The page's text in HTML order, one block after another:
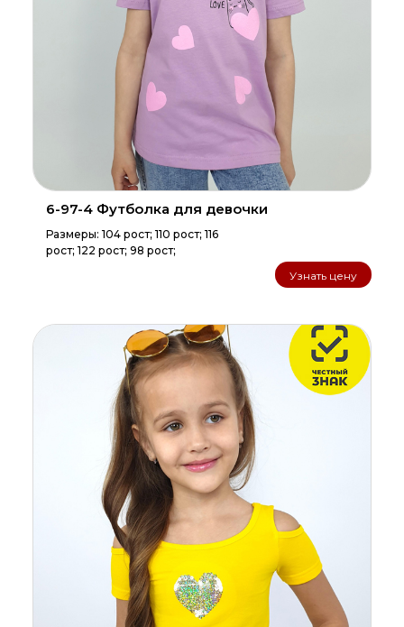
6-97-4 Футболка для девочки
Размеры: 104 рост; 110 рост; 116
рост; 122 рост; 98 рост;
Узнать цену